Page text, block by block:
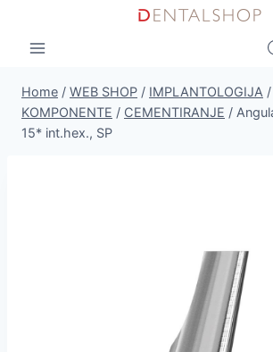
content
Home / WEB SHOP / IMPLANTOLOGIJA /
KOMPONENTE / CEMENTIRANJE /
15* int.hex., SP